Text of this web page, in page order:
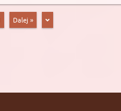
Dalej »